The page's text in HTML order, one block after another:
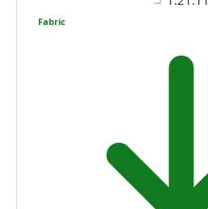
Fabric